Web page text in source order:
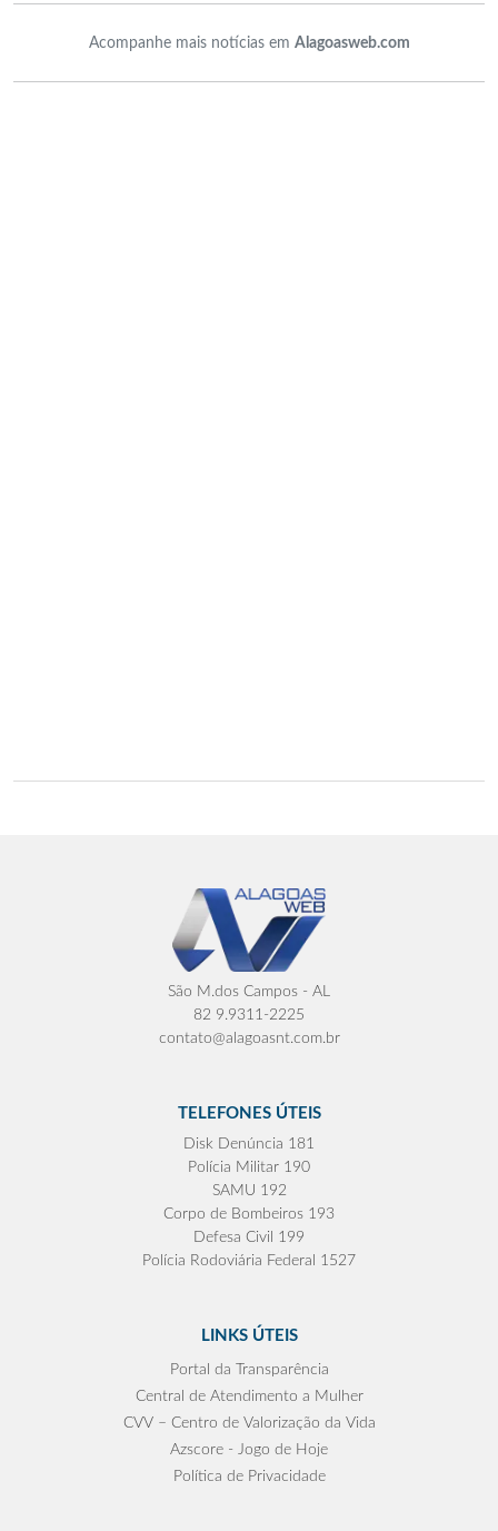
Acompanhe mais notícias em Alagoasweb.com
São M.dos Campos - AL
82 9.9311-2225
contato@alagoasnt.com.br
TELEFONES ÚTEIS
Disk Denúncia 181
Polícia Militar 190
SAMU 192
Corpo de Bombeiros 193
Defesa Civil 199
Polícia Rodoviária Federal 1527
LINKS ÚTEIS
Portal da Transparência
Central de Atendimento a Mulher
CVV – Centro de Valorização da Vida
Azscore - Jogo de Hoje
Política de Privacidade